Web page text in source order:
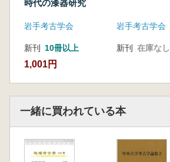
時代の漆器研究
岩手考古学会
新刊 10冊以上
1,001円
岩手考古学会
新刊 在庫なし
一緒に買われている本